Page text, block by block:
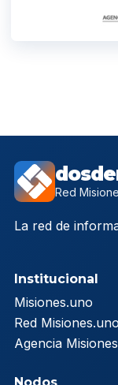
Red
La red de
Institucional
Misiones.uno
Red Misiones.uno
Agencia